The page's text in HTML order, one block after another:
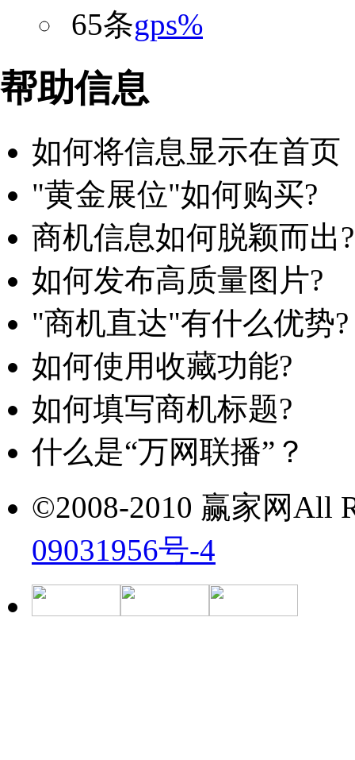
65条gps%
帮助信息
如何将信息显示在首页
"黄金展位"如何购买?
商机信息如何脱颖而出?
如何发布高质量图片?
"商机直达"有什么优势?
如何使用收藏功能?
如何填写商机标题?
什么是“万网联播”？
©2008-2010 赢家网All
09031956号-4